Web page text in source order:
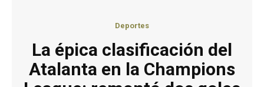
Deportes
La épica clasificación del
Atalanta en la Champions